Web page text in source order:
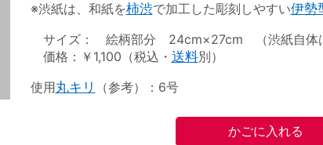
※渋紙は、和紙を柿渋で加工した彫刻しやすい伊勢
サイズ： 絵柄部分 24cm×27cm （渋紙自体
価格：￥1,100（税込・ 送料別）
使用丸キリ （参考）：6号